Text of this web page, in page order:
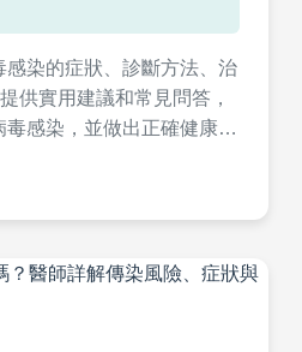
染的症狀、診斷方法、治
供實用建議和常見問答，
感染，並做出正確健康決